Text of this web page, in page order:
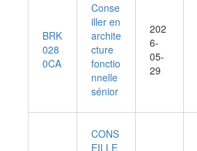
BRK
028
0CA
Conse
iller en
archite
cture
fonctio
nnelle
sénior
202
6-
05-
29
CONS
EILLE